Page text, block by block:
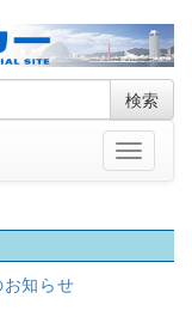
検索
Toggle
お知らせ